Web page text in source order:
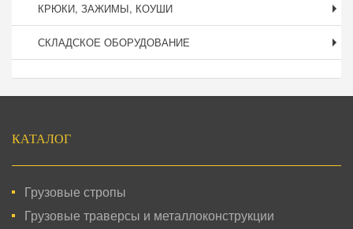
КРЮКИ, ЗАЖИМЫ, КОУШИ
СКЛАДСКОЕ ОБОРУДОВАНИЕ
КАТАЛОГ
Грузовые стропы
Грузовые траверсы и металлоконструкции